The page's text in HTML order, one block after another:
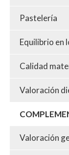
Pastelería
Equilibrio en
Calidad
Valoración
Valoración